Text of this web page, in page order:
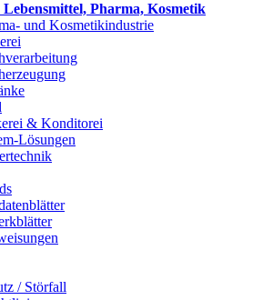
Lebensmittel, Pharma, Kosmetik
und Kosmetikindustrie
& Konditorei
Lösungen
/ Störfall